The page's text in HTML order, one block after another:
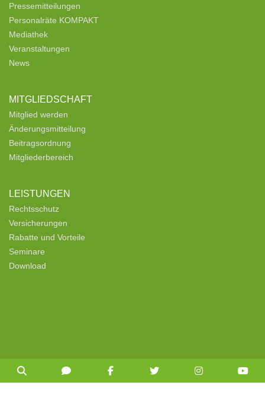
Pressemitteilungen
Personalräte KOMPAKT
Mediathek
Veranstaltungen
News
MITGLIEDSCHAFT
Mitglied werden
Änderungsmitteilung
Beitragsordnung
Mitgliederbereich
LEISTUNGEN
Rechtsschutz
Versicherungen
Rabatte und Vorteile
Seminare
Download